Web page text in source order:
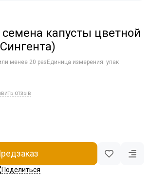
капусты цветной
менее 20 раз Единица измерения: упак
отзыв
Поделиться